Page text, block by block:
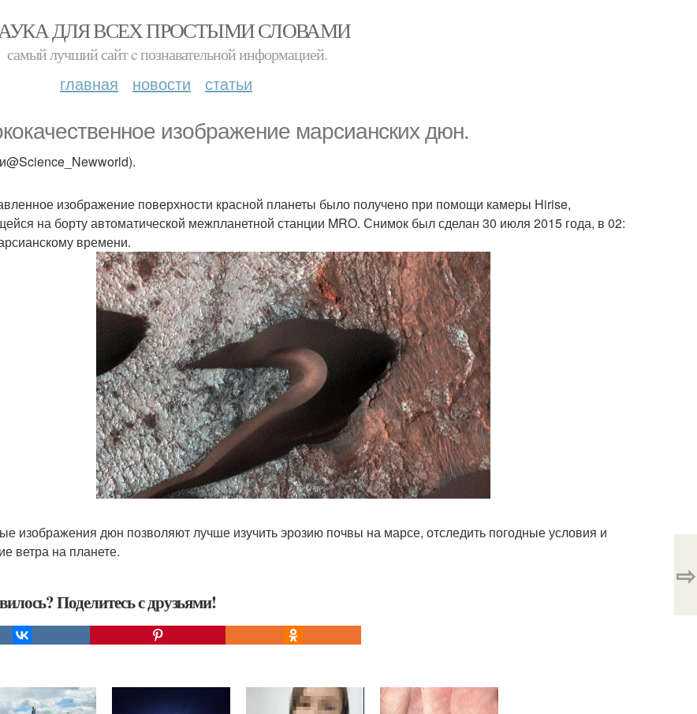
ДЛЯ ВСЕХ ПРОСТЫМИ СЛОВАМИ
самый лучший сайт c познавательной информацией.
главная новости статьи
изображение марсианских дюн.
изображение поверхности красной планеты было получено при помощи камеры Hirise,
на борту автоматической межпланетной станции MRO. Снимок был сделан 30 июля 2015 года, в 02:
времени.
изображения дюн позволяют лучше изучить эрозию почвы на марсе, отследить погодные условия и
ветра на планете.
Поделитесь с друзьями!
⇨